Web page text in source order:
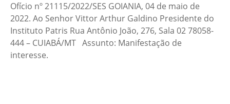
Ofício nº 21115/2022/SES GOIANIA, 04 de maio de
2022. Ao Senhor Vittor Arthur Galdino Presidente do
Instituto Patris Rua Antônio João, 276, Sala 02 78058-
444 – CUIABÁ/MT Assunto: Manifestação de
interesse.